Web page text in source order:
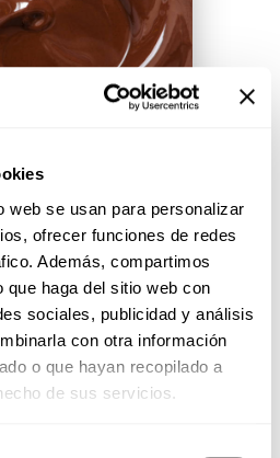
web se usan para personalizar
ofrecer funciones de redes
Además, compartimos
haga del sitio web con
sociales, publicidad y análisis
con otra información
o que hayan recopilado a
de sus servicios.
del Chocolate
🍫
de consumir
a hacer una
especialidades que
se imaginan,...